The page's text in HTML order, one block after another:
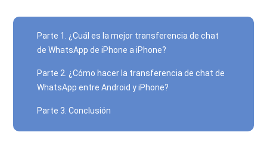
Parte 1. ¿Cuál es la mejor transferencia de chat
de WhatsApp de iPhone a iPhone?
Parte 2. ¿Cómo hacer la transferencia de chat de
WhatsApp entre Android y iPhone?
Parte 3. Conclusión